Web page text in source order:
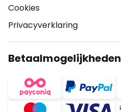
Cookies
Privacyverklaring
Betaalmogelijkheden